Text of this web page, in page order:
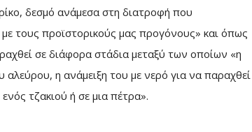
δεσμό ανάμεσα στη διατροφή που
τους προϊστορικούς μας προγόνους» και όπως
σε διάφορα στάδια μεταξύ των οποίων «η
η ανάμειξη του με νερό για να παραχθεί
τζακιού ή σε μια πέτρα».